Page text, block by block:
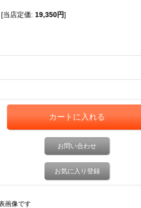
[当店定価: 19,350円]
お問い合わせ
お気に入り登録
画像です